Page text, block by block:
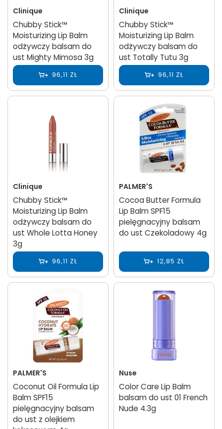
Clinique
Chubby Stick™
Moisturizing Lip Balm
odżywczy balsam do
ust Mighty Mimosa 3g
96,11 ZŁ
Clinique
Chubby Stick™
Moisturizing Lip Balm
odżywczy balsam do
ust Totally Tutu 3g
96,11 ZŁ
Clinique
Chubby Stick™
Moisturizing Lip Balm
odżywczy balsam do
ust Whole Lotta Honey
3g
96,11 ZŁ
PALMER'S
Cocoa Butter Formula
Lip Balm SPF15
pielęgnacyjny balsam
do ust Czekoladowy 4g
12,85 ZŁ
PALMER'S
Coconut Oil Formula Lip
Balm SPF15
pielęgnacyjny balsam
do ust z olejkiem
Nuse
Color Care Lip Balm
balsam do ust 01 French
Nude 4.3g